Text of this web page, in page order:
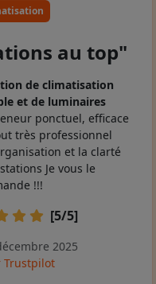
au top"
de climatisation
et de luminaires
ponctuel, efficace
très professionnel
et la clarté
Je vous le
!!!
[5/5]
2025
Trustpilot